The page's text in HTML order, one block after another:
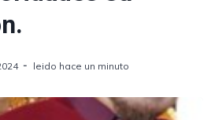
leido hace un minuto